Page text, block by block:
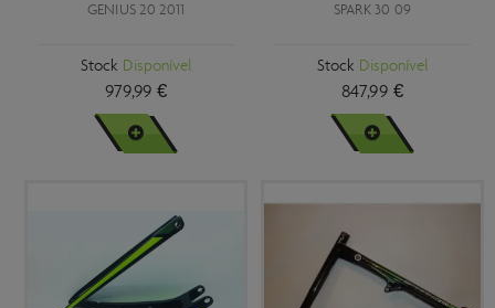
GENIUS 20 2011
Stock Disponível
979,99 €
VER MAIS
SPARK 30 09
Stock Disponível
847,99 €
VER MAIS